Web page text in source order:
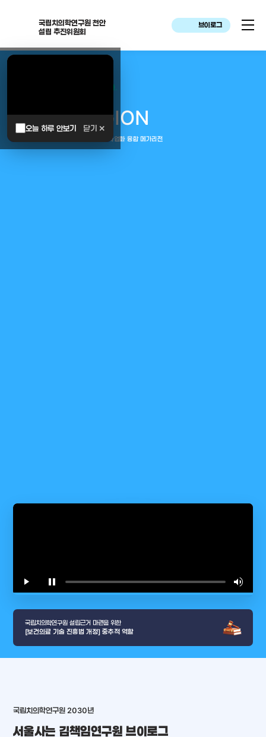
국립치의학연구원 천안
설립 추진위원회
브이로그
오늘 하루 안보기 닫기 ✕
대한민국은 두번이나 약속하였습니다.
MEGAREGION
중부권 전체를 잇는 연구–임상–평가–사업화 융합 메가리전
arrow_selector_tool
place
place
place place
place place
play_arrow pause volume_up
국립치의학연구원 설립근거 마련을 위한
[보건의료 기술 진흥법 개정] 중추적 역할
국립치의학연구원 2030년
서울사는 김책임연구원 브이로그